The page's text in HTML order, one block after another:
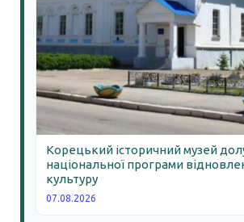
Корецький історичний музей
національної програми
культуру
07.08.2026